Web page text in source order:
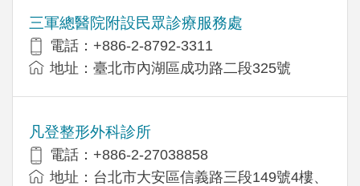
三軍總醫院附設民眾診療服務處
電話：+886-2-8792-3311
地址：臺北市內湖區成功路二段325號
凡登整形外科診所
電話：+886-2-27038858
地址：台北市大安區信義路三段149號4樓、